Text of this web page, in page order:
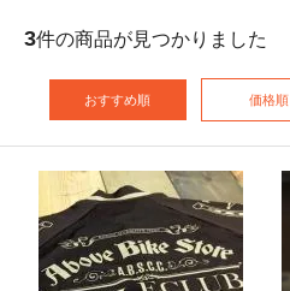
3件の商品が見つかりました
おすすめ順 価格順